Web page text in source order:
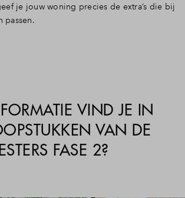
je jouw woning precies de extra’s die bij
passen.
VIND JE IN
VAN DE
FASE 2?